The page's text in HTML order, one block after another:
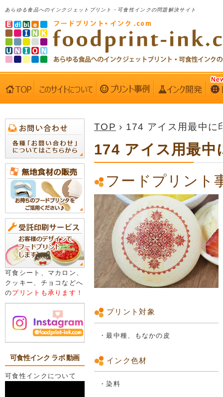
あらゆる食品へのインクジェットプリント・可食性インクの問題解決サイト
可食シート、マカロン、
クッキー、チョコなどへ
のプリントも承ります！
可食性インク ラボ 動画
可食性インクについて
TOP › 174 アイス用最中に
174 アイス用最中
フードプリント
プリント対象
・最中種、もなかの皮
インク色材
・染料